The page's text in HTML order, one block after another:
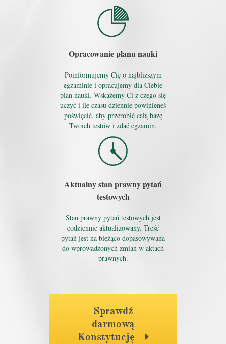
Opracowanie planu nauki
Poinformujemy Cię o najbliższym
egzaminie i opracujemy dla Ciebie
plan nauki. Wskażemy Ci z czego się
uczyć i ile czasu dziennie powinieneś
poświęcić, aby przerobić całą bazę
Twoich testów i zdać egzamin.
Aktualny stan prawny pytań
testowych
Stan prawny pytań testowych jest
codziennie aktualizowany. Treść
pytań jest na bieżąco dopasowywana
do wprowadzonych zmian w aktach
prawnych.
Sprawdź
darmową
Konstytucję